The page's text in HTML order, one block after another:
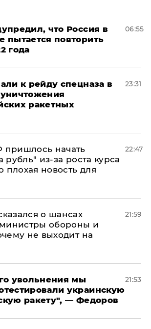
что Россия в
пытается повторить
года
06:55
к рейду спецназа в
ракетных
23:31
начать
рубль" из-за роста курса
плохая новость для
22:47
о шансах
министры обороны и
не выходит на
21:59
увольнения мы
украинскую
ракету", — Федоров
21:53